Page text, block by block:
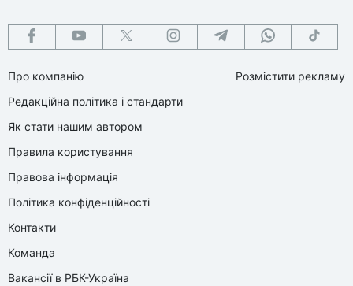
Про компанію
Редакційна політика і стандарти
Як стати нашим автором
Правила користування
Правова інформація
Політика конфіденційності
Контакти
Команда
Вакансії в РБК-Україна
Розмістити рекламу